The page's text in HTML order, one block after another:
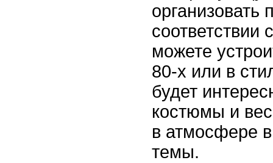
организовать
можете
80-х или в
будет
костюмы и
в атмосфере
темы.